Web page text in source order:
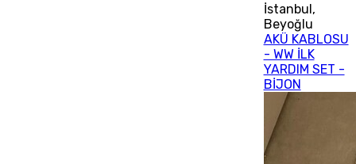
İstanbul,
Beyoğlu
AKÜ KABLOSU
- WW İLK
YARDIM SET -
BİJON